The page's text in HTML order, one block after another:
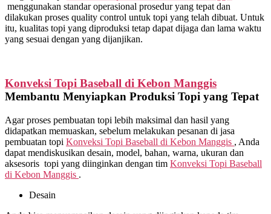
menggunakan standar operasional prosedur yang tepat dan
dilakukan proses quality control untuk topi yang telah dibuat. Untuk
itu, kualitas topi yang diproduksi tetap dapat dijaga dan lama waktu
yang sesuai dengan yang dijanjikan.
Konveksi Topi Baseball di Kebon Manggis
Membantu Menyiapkan Produksi Topi yang Tepat
Agar proses pembuatan topi lebih maksimal dan hasil yang
didapatkan memuaskan, sebelum melakukan pesanan di jasa
pembuatan topi Konveksi Topi Baseball di Kebon Manggis , Anda
dapat mendiskusikan desain, model, bahan, warna, ukuran dan
aksesoris topi yang diinginkan dengan tim Konveksi Topi Baseball
di Kebon Manggis .
Desain